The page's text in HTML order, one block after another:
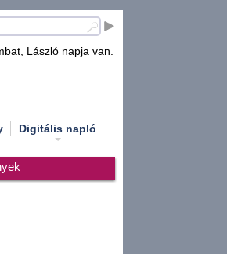
László napja van.
Digitális napló